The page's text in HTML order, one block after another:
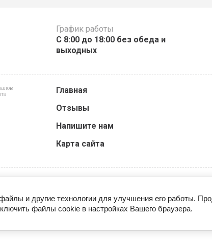
График работы
С 8:00 до 18:00 без обеда и
выходных
Главная
Отзывы
Напишите нам
Карта сайта
© 2022 -
и другие технологии для улучшения его работы.
файлы cookie в настройках Вашего браузера.